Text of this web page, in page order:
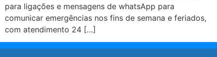
para ligações e mensagens de whatsApp para
comunicar emergências nos fins de semana e feriados,
com atendimento 24 […]